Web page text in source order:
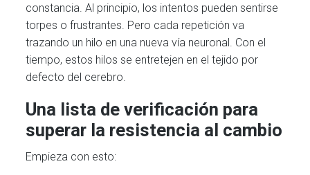
constancia. Al principio, los intentos pueden sentirse
torpes o frustrantes. Pero cada repetición va
trazando un hilo en una nueva vía neuronal. Con el
tiempo, estos hilos se entretejen en el tejido por
defecto del cerebro.
Una lista de verificación para
superar la resistencia al cambio
Empieza сon esto: